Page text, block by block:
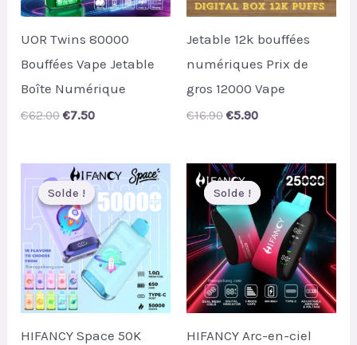
UOR Twins 80000
Bouffées Vape Jetable
Boîte Numérique
€62.00 Original
€62.00.
€7.50Current
€7.50.
Jetable 12k bouffées
numériques Prix de
gros 12000 Vape
€16.90 Original
€16.90.
€5.90Current
€5.90.
Solde !
Solde !
HIFANCY Space 50K
Solde !
Solde !
HIFANCY Arc-en-ciel